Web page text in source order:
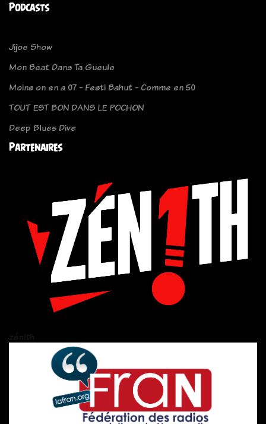
Podcasts
Jijoe Show
Mon Beat Dans Ta Gueule
Moins on en a 07 - Festi Bahut - Comme en 50
TOUT EST BON DANS LE POCHON
Deep Blues Dive
Partenaires